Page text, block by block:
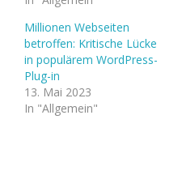
Millionen Webseiten
betroffen: Kritische Lücke
in populärem WordPress-
Plug-in
13. Mai 2023
In "Allgemein"